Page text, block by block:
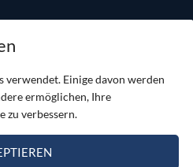
Einige davon werden
ermöglichen, Ihre
zu verbessern.